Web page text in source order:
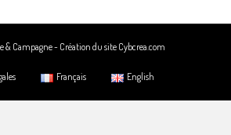
& Campagne - Création du site Cybcrea.com
Français English